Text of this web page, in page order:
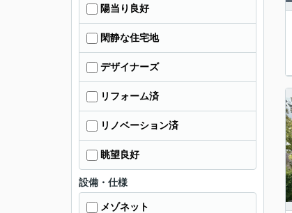
陽当り良好
閑静な住宅地
デザイナーズ
リフォーム済
リノベーション済
眺望良好
設備・仕様
メゾネット